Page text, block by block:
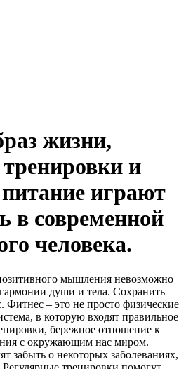
жизни,
и
играют
в современной
человека.
мышления невозможно
гармонии души и тела. Сохранить
Фитнес – это не просто физические
в которую входят правильное
бережное отношение к
с окружающим нас миром.
забыть о некоторых заболеваниях,